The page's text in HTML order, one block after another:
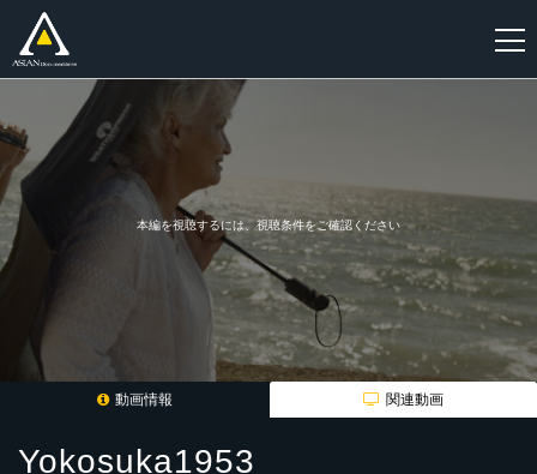
録
本編を視聴するには、視聴条件をご確認ください
動画情報 関連動画
Yokosuka1953